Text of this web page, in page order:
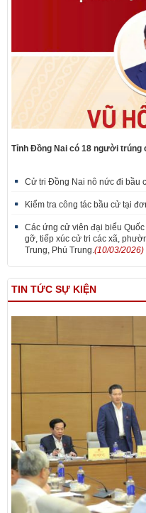
Tỉnh Đồng Nai có 18 người trúng
Cử tri Đồng Nai nô nức đi bầu
Kiểm tra công tác bầu cử tại
Các ứng cử viên đại biểu
gỡ, tiếp xúc cử tri các xã,
Trung, Phú Trung.(10/03/2026)
TIN TỨC SỰ KIỆN